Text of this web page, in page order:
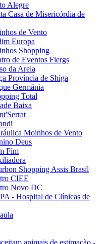
Alegre
Casa de Misericórdia de
de Vento
Europa
Shopping
de Eventos Fiergs
da Areia
Província de Shiga
Germânia
Total
Baixa
Moinhos de Vento
Deus
Fim
Shopping Assis Brasil
CIEE
Novo DC
- Hospital de Clínicas de
animais de estimação -